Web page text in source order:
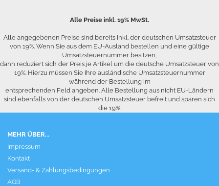
Alle Preise inkl. 19% MwSt.
Alle angegebenen Preise sind bereits inkl. der deutschen Umsatzsteuer
von 19%. Wenn Sie aus dem EU-Ausland bestellen und eine gültige
Umsatzsteuernummer besitzen,
dann reduziert sich der Preis je Artikel um die deutsche Umsatzsteuer von
19%. Hierzu müssen Sie Ihre ausländische Umsatzsteuernummer
während der Bestellung im
entsprechenden Feld angeben. Alle Bestellung aus nicht EU-Ländern
sind ebenfalls von der deutschen Umsatzsteuer befreit und sparen sich
die 19%.
MEHR ÜBER...
Impressum
Kontakt
Versand- & Zahlungsbedingungen
AGB